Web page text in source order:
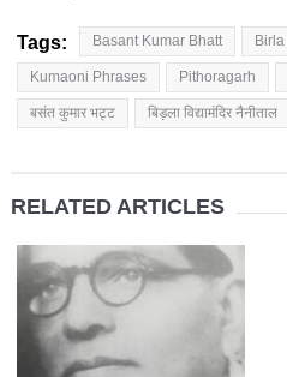
Tags: Basant Kumar Bhatt
Kumaoni Phrases Pithoragarh
बसंत कुमार भट्ट बिड़ला विद्यामंदिर नैनीताल
RELATED ARTICLES